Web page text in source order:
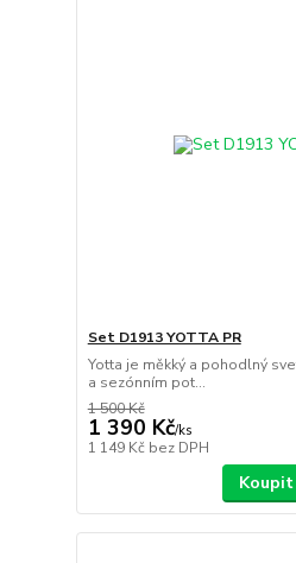
Set D1913 YOTTA PR
Yotta je měkký a pohodlný
a sezónním pot...
1 500 Kč
1 390 Kč/ks
1 149 Kč bez DPH
Koupit